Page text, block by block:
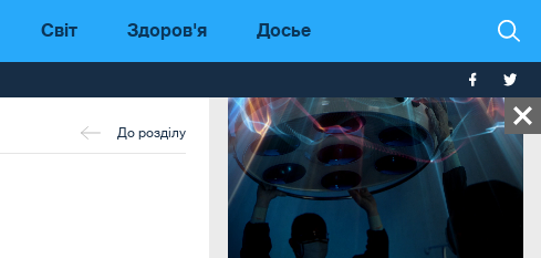
Світ Здоров'я Досье
До розділу